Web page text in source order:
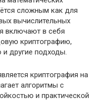
сложным как для
вычислительных
включают в себя
криптографию,
другие подходы.
криптография на
алгоритмы с
и практической